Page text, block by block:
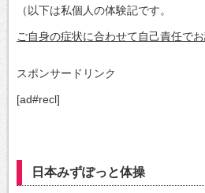
（以下は私個人の体験記です。
ご自身の症状に合わせて自己責任でお
スポンサードリンク
[ad#recl]
日本みずぽっと体操